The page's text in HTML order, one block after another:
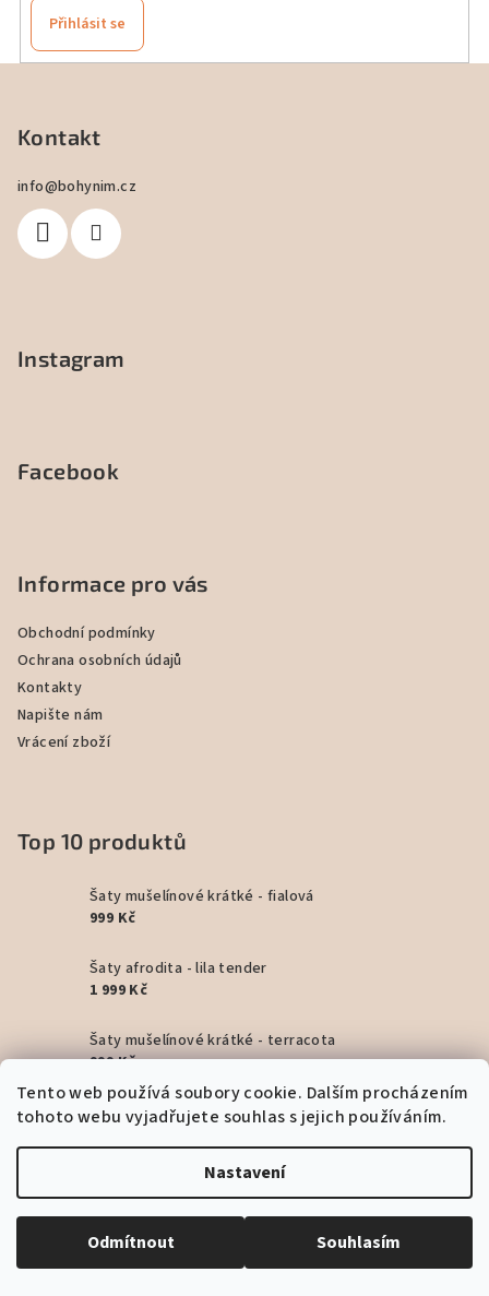
Tento web používá soubory cookie. Dalším procházením
tohoto webu vyjadřujete souhlas s jejich používáním.
Nastavení
Odmítnout Souhlasím
Přihlásit se
Kontakt
info@bohynim.cz
Instagram
Facebook
Informace pro vás
Obchodní podmínky
Ochrana osobních údajů
Kontakty
Napište nám
Vrácení zboží
Top 10 produktů
Šaty mušelínové krátké - fialová
999 Kč
Šaty afrodita - lila tender
1 999 Kč
Šaty mušelínové krátké - terracota
999 Kč
Šaty mušelínové krátké - žlutá
Šaty Butterfly long - pink